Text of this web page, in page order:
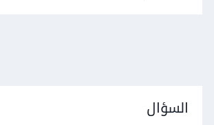
السؤال